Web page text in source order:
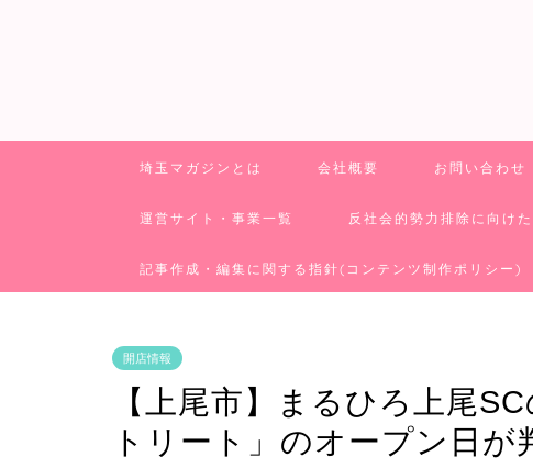
埼玉マガジンとは 会社概要 お問い合わせ
運営サイト・事業一覧 反社会的勢力排除に向け
記事作成・編集に関する指針(コンテンツ制作ポリシー)
開店情報
【上尾市】まるひろ上尾
トリート」のオープン日が